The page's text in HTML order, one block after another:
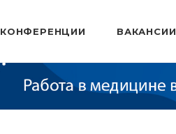
КОНФЕРЕНЦИИ ВАКАНСИИ